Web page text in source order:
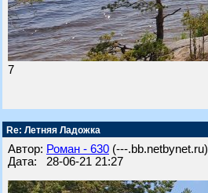
7
Re: Летняя Ладожка
Автор: Роман - 630 (---.bb.netbynet.ru)
Дата: 28-06-21 21:27